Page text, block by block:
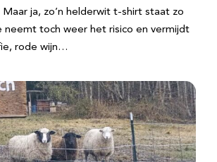
ja, zo’n helderwit t-shirt staat zo
neemt toch weer het risico en vermijdt
rode wijn…